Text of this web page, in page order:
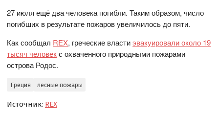
27 июля ещё два человека погибли. Таким образом, число
погибших в результате пожаров увеличилось до пяти.
Как сообщал REX, греческие властиэвакуировали около 19
тысяч человекс охваченного природными пожарами
острова Родос.
Греция лесные пожары
Источник: REX